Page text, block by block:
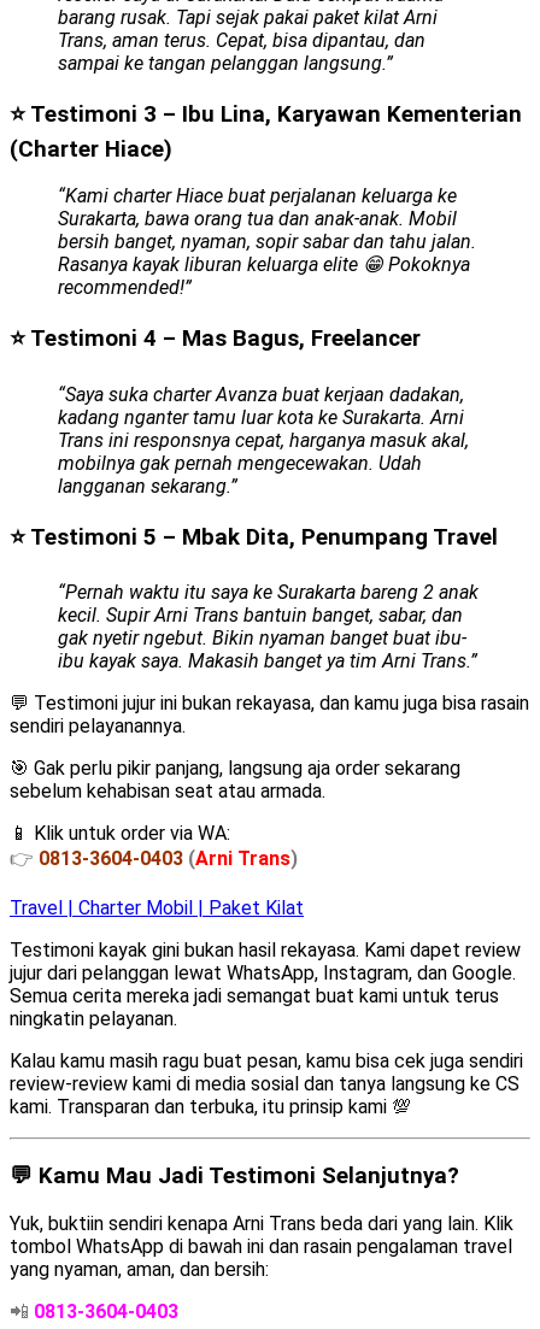
barang rusak. Tapi sejak pakai paket kilat Arni
Trans, aman terus. Cepat, bisa dipantau, dan
sampai ke tangan pelanggan langsung.”
⭐ Testimoni 3 – Ibu Lina, Karyawan Kementerian
(Charter Hiace)
“Kami charter Hiace buat perjalanan keluarga ke
Surakarta, bawa orang tua dan anak-anak. Mobil
bersih banget, nyaman, sopir sabar dan tahu jalan.
Rasanya kayak liburan keluarga elite 😁 Pokoknya
recommended!”
⭐ Testimoni 4 – Mas Bagus, Freelancer
“Saya suka charter Avanza buat kerjaan dadakan,
kadang nganter tamu luar kota ke Surakarta. Arni
Trans ini responsnya cepat, harganya masuk akal,
mobilnya gak pernah mengecewakan. Udah
langganan sekarang.”
⭐ Testimoni 5 – Mbak Dita, Penumpang Travel
“Pernah waktu itu saya ke Surakarta bareng 2 anak
kecil. Supir Arni Trans bantuin banget, sabar, dan
gak nyetir ngebut. Bikin nyaman banget buat ibu-
ibu kayak saya. Makasih banget ya tim Arni Trans.”
💬 Testimoni jujur ini bukan rekayasa, dan kamu juga bisa rasain
sendiri pelayanannya.
🎯 Gak perlu pikir panjang, langsung aja order sekarang
sebelum kehabisan seat atau armada.
📱 Klik untuk order via WA:
👉 0813-3604-0403 (Arni Trans)
Travel | Charter Mobil | Paket Kilat
Testimoni kayak gini bukan hasil rekayasa. Kami dapet review
jujur dari pelanggan lewat WhatsApp, Instagram, dan Google.
Semua cerita mereka jadi semangat buat kami untuk terus
ningkatin pelayanan.
Kalau kamu masih ragu buat pesan, kamu bisa cek juga sendiri
review-review kami di media sosial dan tanya langsung ke CS
kami. Transparan dan terbuka, itu prinsip kami 💯
💬 Kamu Mau Jadi Testimoni Selanjutnya?
Yuk, buktiin sendiri kenapa Arni Trans beda dari yang lain. Klik
tombol WhatsApp di bawah ini dan rasain pengalaman travel
yang nyaman, aman, dan bersih:
📲 0813-3604-0403